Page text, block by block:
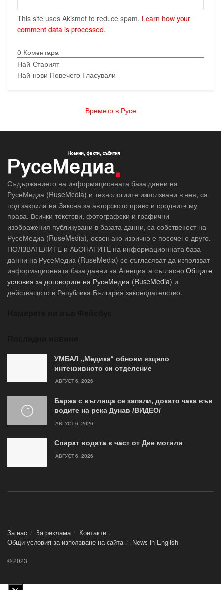
This site uses Akismet to reduce spam. Learn how your
comment data is processed.
0 Коментара
Най-Старият
Най-нови Повечето Гласували
Времето в Русе
Съдържанието на информационната база данни на
РусеМедиа (RuseMedia) и технологиите използвани в нея, са
под закрила на Закона за авторското право и сродните му
права. Всички текстови, фотографски и графични
изображения публикувани в базата данни, са собственост на
РусеМедиа (RuseMedia), освен ако изрично е посочено друго.
ПОЛЗВАТЕЛИТЕ и АБОНАТИТЕ на информационната база
данни на РусеМедиа (RuseMedia) се съгласяват да използват
информационната база данни на Агенцията съгласно Общите
условия за договорите на РусеМедиа (RuseMedia) и
действащото в Република България законодателство.
УМБАЛ „Медика“ обнови изцяло
интензивното си отделение
АВГУСТ 6, 2026
Баржа с въглища се запали, докато чака във
водите на река Дунав /ВИДЕО/
АВГУСТ 6, 2026
Спират водата в част от Две могили
АВГУСТ 6, 2026
За нас За реклама
Контакти
Общи условия за използване на сайта
News in Еnglish
© 2023